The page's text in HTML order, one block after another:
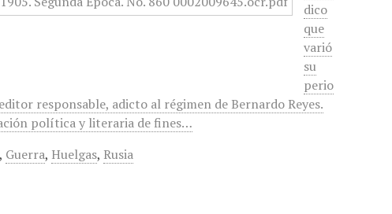
dico
que
varió
su
perio
responsable, adicto al régimen de Bernardo Reyes.
política y literaria de fines…
, Guerra, Huelgas, Rusia